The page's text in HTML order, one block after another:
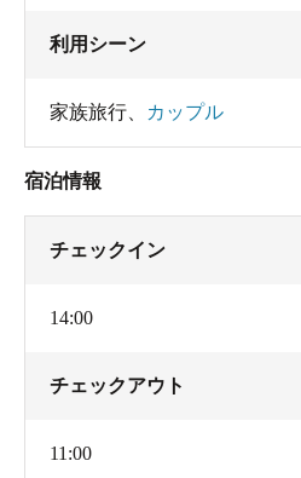
利用シーン
家族旅行 カップル
宿泊情報
チェックイン
14:00
チェックアウト
11:00